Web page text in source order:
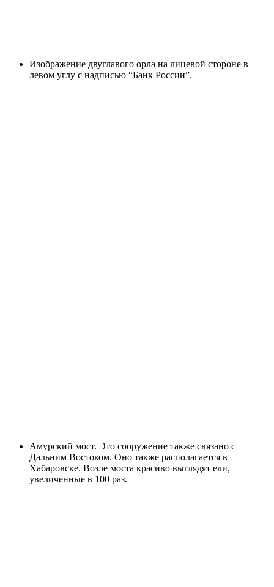
Изображение двуглавого орла на лицевой стороне в
левом углу с надписью “Банк России”.
Амурский мост. Это сооружение также связано с
Дальним Востоком. Оно также располагается в
Хабаровске. Возле моста красиво выглядят ели,
увеличенные в 100 раз.